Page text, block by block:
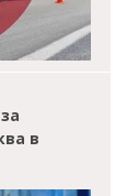
в